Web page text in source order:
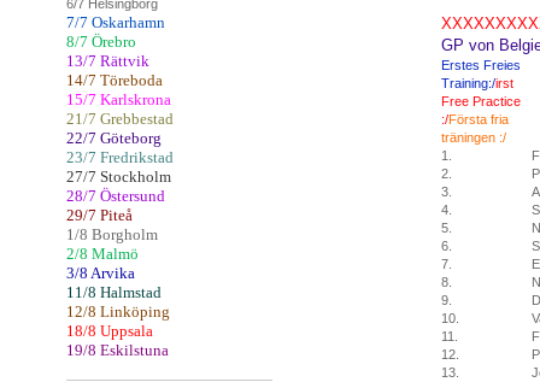
GP von
Erstes Freies
Training:/irst
Free Practice
:/Första fria
träningen :/
1.
2.
3.
4.
5.
6.
7.
8.
9.
10.
11.
12.
13.
6/7 Helsingborg
7/7 Oskarhamn
8/7 Örebro
13/7 Rättvik
14/7 Töreboda
15/7 Karlskrona
21/7 Grebbestad
22/7 Göteborg
23/7 Fredrikstad
27/7 Stockholm
28/7 Östersund
29/7 Piteå
1/8 Borgholm
2/8 Malmö
3/8 Arvika
11/8 Halmstad
12/8 Linköping
18/8 Uppsala
19/8 Eskilstuna